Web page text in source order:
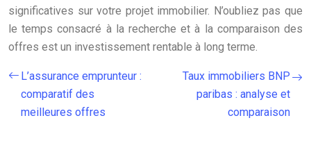
significatives sur votre projet immobilier. N’oubliez pas que
le temps consacré à la recherche et à la comparaison des
offres est un investissement rentable à long terme.
L’assurance emprunteur :
comparatif des
meilleures offres
Taux immobiliers BNP
paribas : analyse et
comparaison